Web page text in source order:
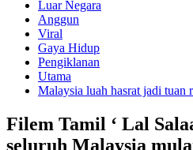
Luar Negara
Anggun
Viral
Gaya Hidup
Pengiklanan
Utama
Malaysia luah hasrat jadi
Filem Tamil ‘ Lal
seluruh Malaysia